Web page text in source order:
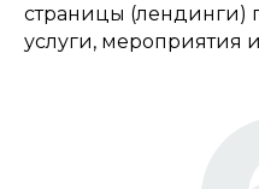
страницы (лендинги)
услуги, мероприятия